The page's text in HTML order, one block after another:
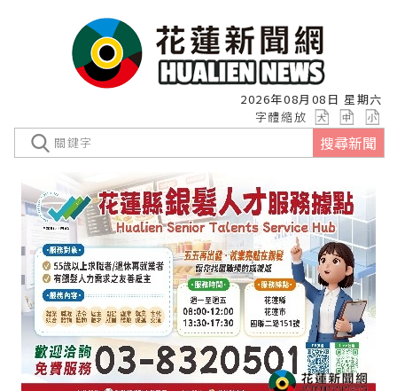
2026年08月08日 星期六
字體縮放
搜尋新聞